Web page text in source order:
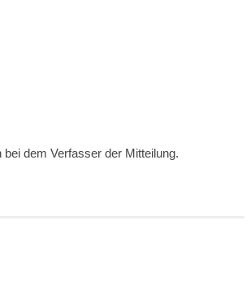
bei dem Verfasser der Mitteilung.